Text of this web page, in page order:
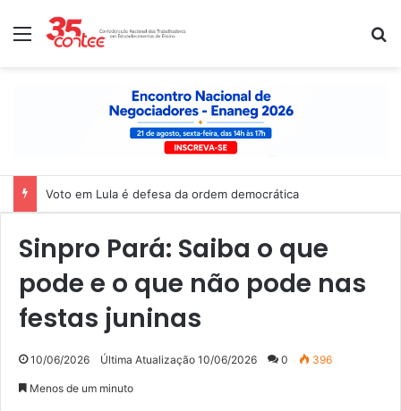
Menu
Voto em Lula é defesa da ordem democrática
Sinpro Pará: Saiba o que
pode e o que não pode nas
festas juninas
10/06/2026 Última Atualização 10/06/2026 0 396
Menos de um minuto